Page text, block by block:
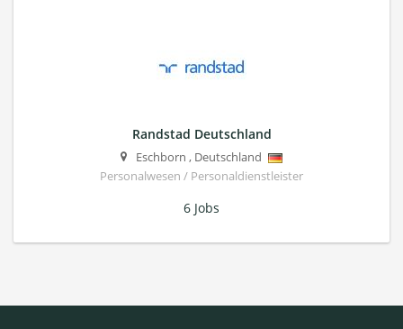
Randstad Deutschland
Eschborn , Deutschland
Personalwesen / Personaldienstleister
6 Jobs